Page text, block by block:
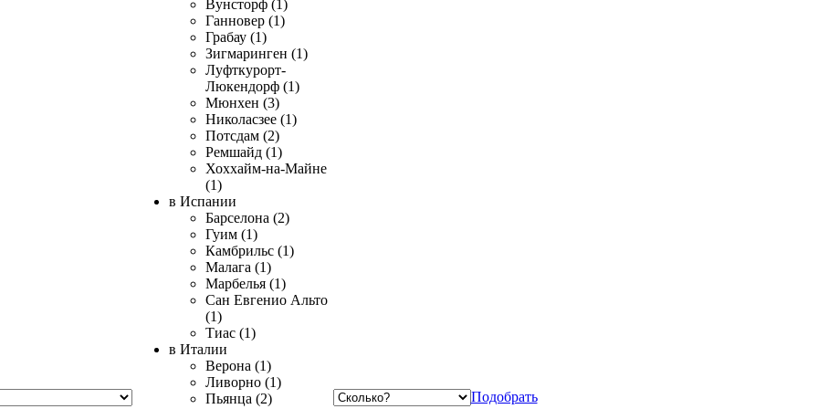
Вунсторф (1)
Ганновер (1)
Грабау (1)
Зигмаринген (1)
Луфткурорт-
Люкендорф (1)
Мюнхен (3)
Николасзее (1)
Потсдам (2)
Ремшайд (1)
Хоххайм-на-Майне
(1)
в Испании
Барселона (2)
Гуим (1)
Камбрильс (1)
Малага (1)
Марбелья (1)
Сан Евгенио Альто
(1)
Тиас (1)
в Италии
Верона (1)
Ливорно (1)
Пьянца (2)
Подобрать